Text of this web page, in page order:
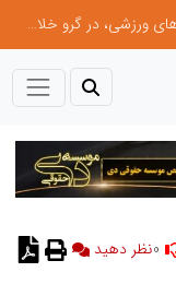
توسعه ورزش‌های رزمی و ترویج هرچه بهتر رشته‌های ورزشی، در گرو خلاقیت و نوآوری است
نظر دهید